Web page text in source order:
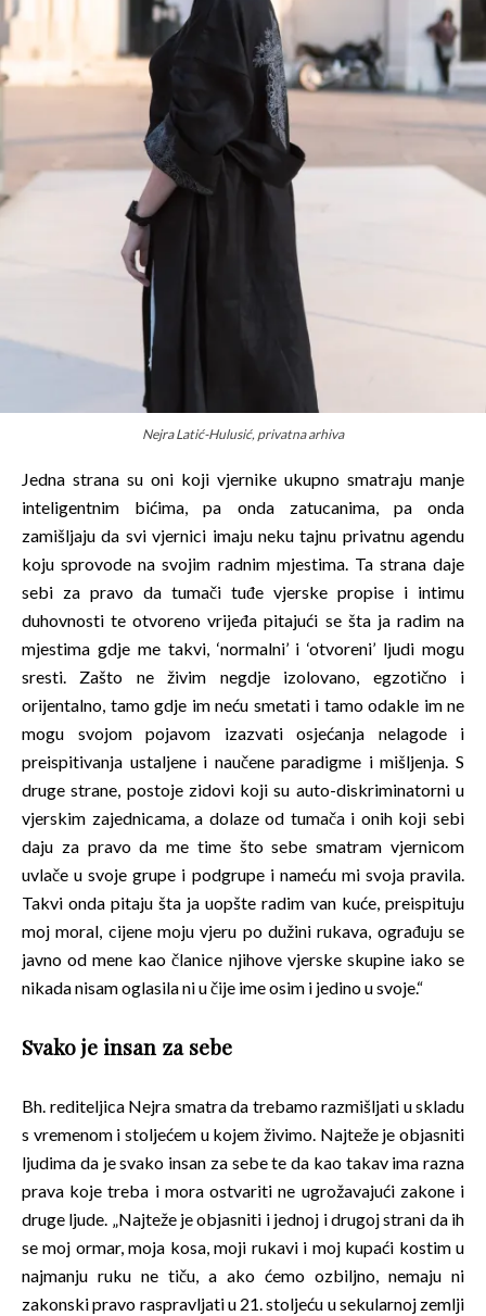
Nejra Latić-Hulusić, privatna arhiva
Jedna strana su oni koji vjernike ukupno smatraju manje
inteligentnim bićima, pa onda zatucanima, pa onda
zamišljaju da svi vjernici imaju neku tajnu privatnu agendu
koju sprovode na svojim radnim mjestima. Ta strana daje
sebi za pravo da tumači tuđe vjerske propise i intimu
duhovnosti te otvoreno vrijeđa pitajući se šta ja radim na
mjestima gdje me takvi, ‘normalni’ i ‘otvoreni’ ljudi mogu
sresti. Zašto ne živim negdje izolovano, egzotično i
orijentalno, tamo gdje im neću smetati i tamo odakle im ne
mogu svojom pojavom izazvati osjećanja nelagode i
preispitivanja ustaljene i naučene paradigme i mišljenja. S
druge strane, postoje zidovi koji su auto-diskriminatorni u
vjerskim zajednicama, a dolaze od tumača i onih koji sebi
daju za pravo da me time što sebe smatram vjernicom
uvlače u svoje grupe i podgrupe i nameću mi svoja pravila.
Takvi onda pitaju šta ja uopšte radim van kuće, preispituju
moj moral, cijene moju vjeru po dužini rukava, ograđuju se
javno od mene kao članice njihove vjerske skupine iako se
nikada nisam oglasila ni u čije ime osim i jedino u svoje.“
Svako je insan za sebe
Bh. rediteljica Nejra smatra da trebamo razmišljati u skladu
s vremenom i stoljećem u kojem živimo. Najteže je objasniti
ljudima da je svako insan za sebe te da kao takav ima razna
prava koje treba i mora ostvariti ne ugrožavajući zakone i
druge ljude. „Najteže je objasniti i jednoj i drugoj strani da ih
se moj ormar, moja kosa, moji rukavi i moj kupaći kostim u
najmanju ruku ne tiču, a ako ćemo ozbiljno, nemaju ni
zakonski pravo raspravljati u 21. stoljeću u sekularnoj zemlji